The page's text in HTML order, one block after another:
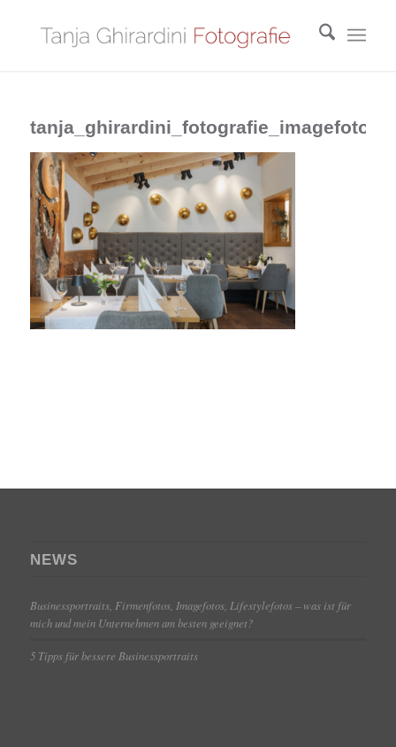
NEWS
Businessportraits, Firmenfotos, Imagefotos, Lifestylefotos – was ist für
mich und mein Unternehmen am besten geeignet?
5 Tipps für bessere Businessportraits